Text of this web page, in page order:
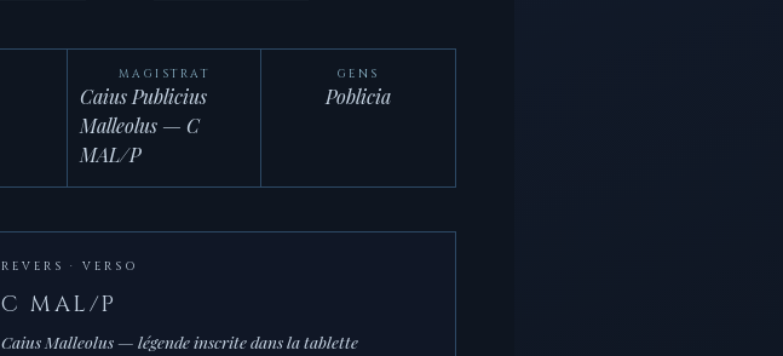
MAGISTRAT
Caius Publicius
Malleolus — C
MAL/P
GENS
Poblicia
REVERS · VERSO
C MAL/P
Caius Malleolus — légende inscrite dans la tablette